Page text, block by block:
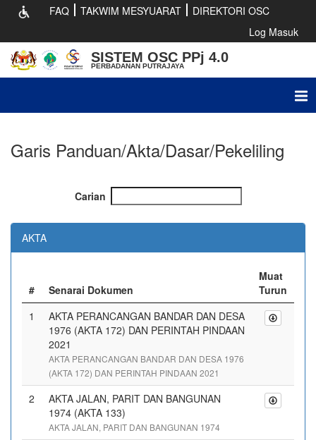
FAQ TAKWIM MESYUARAT
DIREKTORI OSC
Log Masuk
SISTEM OSC PPj 4.0
PERBADANAN PUTRAJAYA
Garis Panduan/Akta/Dasar/Pekeliling
Carian
AKTA
# Senarai Dokumen
Muat
Turun
1
AKTA PERANCANGAN BANDAR DAN DESA
1976 (AKTA 172) DAN PERINTAH PINDAAN
2021
AKTA PERANCANGAN BANDAR DAN DESA 1976
(AKTA 172) DAN PERINTAH PINDAAN 2021
2
AKTA JALAN, PARIT DAN BANGUNAN
1974 (AKTA 133)
AKTA JALAN, PARIT DAN BANGUNAN 1974